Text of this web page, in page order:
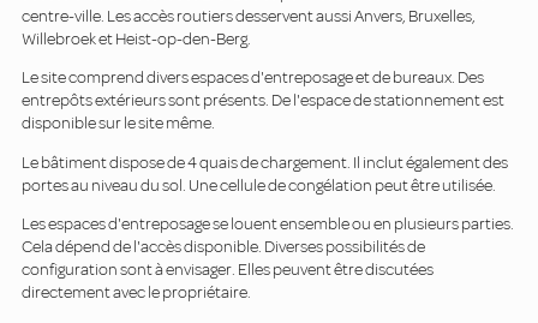
centre-ville. Les accès routiers desservent aussi Anvers, Bruxelles,
Willebroek et Heist-op-den-Berg.
Le site comprend divers espaces d'entreposage et de bureaux. Des
entrepôts extérieurs sont présents. De l'espace de stationnement est
disponible sur le site même.
Le bâtiment dispose de 4 quais de chargement. Il inclut également des
portes au niveau du sol. Une cellule de congélation peut être utilisée.
Les espaces d'entreposage se louent ensemble ou en plusieurs parties.
Cela dépend de l'accès disponible. Diverses possibilités de
configuration sont à envisager. Elles peuvent être discutées
directement avec le propriétaire.